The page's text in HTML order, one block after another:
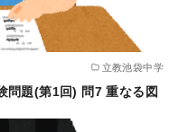
立教池袋中学
問題(第1回) 問7 重なる図